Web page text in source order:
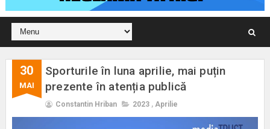
30
MAI
Sporturile în luna aprilie, mai puțin
prezente în atenția publică
Constantin Hriban 2023 , Aprilie